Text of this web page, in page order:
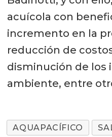
acuícola con
incremento en la
reducción de
disminución de los
ambiente, entre
AQUAPACÍFICO